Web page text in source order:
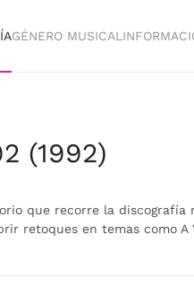
GÉNERO MUSICAL
(1992)
que recorre la discografía
retoques en temas como A